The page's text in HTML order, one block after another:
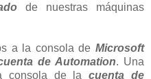
de nuestras máquinas
a la consola de Microsoft
de Automation. Una
consola de lacuenta de